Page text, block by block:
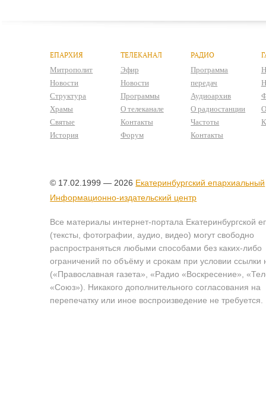
ЕПАРХИЯ
Митрополит
Новости
Структура
Храмы
Святые
История
ТЕЛЕКАНАЛ
Эфир
Новости
Программы
О телеканале
Контакты
Форум
РАДИО
Программа
передач
Аудиоархив
О радиостанции
Частоты
Контакты
© 17.02.1999 — 2026 Екатеринбургский епархиальный
Информационно-издательский центр
Все материалы интернет-портала Екатеринбургской
(тексты, фотографии, аудио, видео) могут свободно
распространяться любыми способами без каких-либо
ограничений по объёму и срокам при условии ссылки
(«Православная газета», «Радио «Воскресение»,
«Союз»). Никакого дополнительного согласования на
перепечатку или иное воспроизведение не требуется.